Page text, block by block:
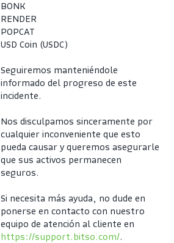
BONK
RENDER
POPCAT
USD Coin (USDC)
Seguiremos manteniéndole
informado del progreso de este
incidente.
Nos disculpamos sinceramente por
cualquier inconveniente que esto
pueda causar y queremos asegurarle
que sus activos permanecen
seguros.
Si necesita más ayuda, no dude en
ponerse en contacto con nuestro
https://support.bitso.com/.